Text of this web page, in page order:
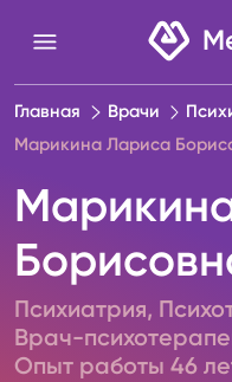
Главная Врачи
Марикина Лариса
Психиатрия,
Врач-
Опыт работы46